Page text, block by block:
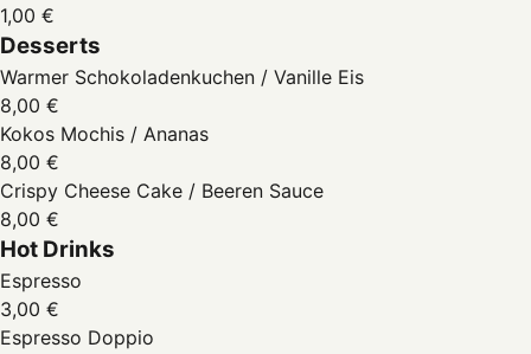
1,00 €
Desserts
Warmer Schokoladenkuchen / Vanille Eis
8,00 €
Kokos Mochis / Ananas
8,00 €
Crispy Cheese Cake / Beeren Sauce
8,00 €
Hot Drinks
Espresso
3,00 €
Espresso Doppio